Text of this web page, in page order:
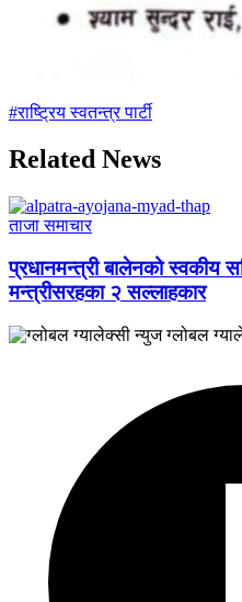
#राष्ट्रिय स्वतन्त्र पार्टी
Related News
ताजा समाचार
प्रधानमन्त्री बालेनको स्वकीय
मन्त्रीसरहका २ सल्लाहकार
ग्लोबल